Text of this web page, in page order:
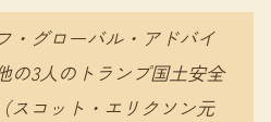
・グローバル・アドバイ
の3人のトランプ国土安全
スコット・エリクソン元